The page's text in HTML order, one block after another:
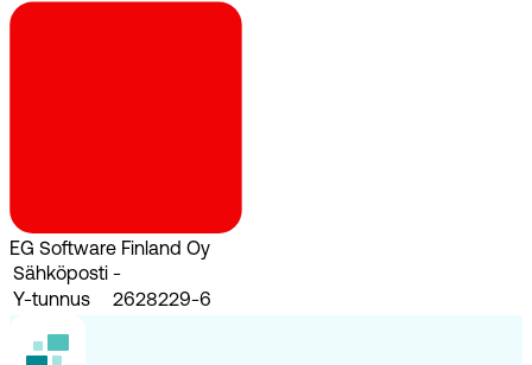
EG Software Finland Oy
Sähköposti -
Y-tunnus
2628229-6